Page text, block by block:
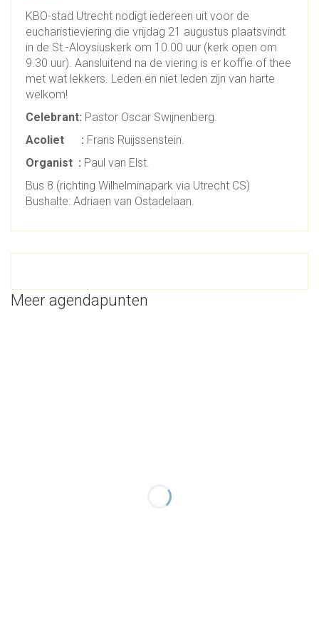
KBO-stad Utrecht nodigt iedereen uit voor de
eucharistieviering die vrijdag 21 augustus plaatsvindt
in de St.-Aloysiuskerk om 10.00 uur (kerk open om
9.30 uur). Aansluitend na de viering is er koffie of thee
met wat lekkers. Leden en niet leden zijn van harte
welkom!
Celebrant: Pastor Oscar Swijnenberg.
Acoliet : Frans Ruijssenstein.
Organist : Paul van Elst.
Bus 8 (richting Wilhelminapark via Utrecht CS)
Bushalte: Adriaen van Ostadelaan.
Meer agendapunten